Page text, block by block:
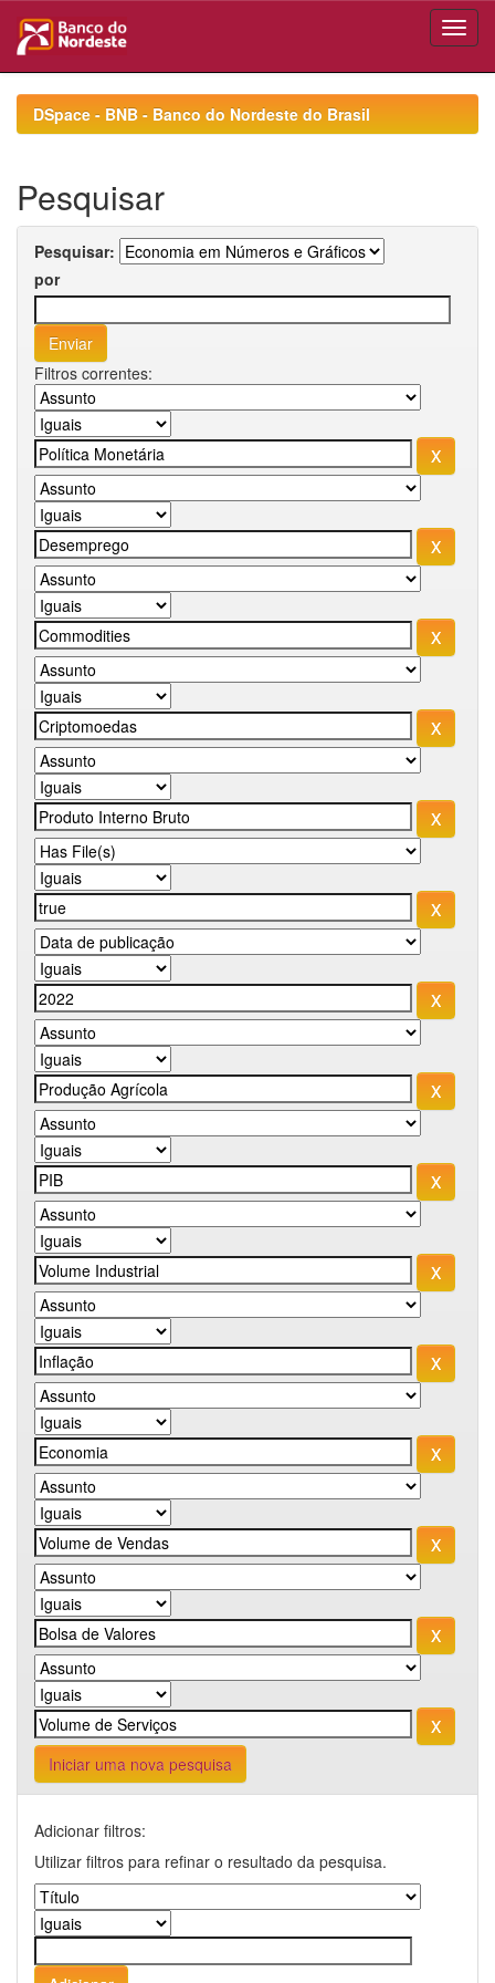
navigationDSpace - BNB - Banco do Nordeste do Brasil
Pesquisar
Pesquisar:
por
Filtros correntes:
Iniciar uma nova pesquisa
Adicionar filtros:
Utilizar filtros para refinar o resultado da pesquisa.